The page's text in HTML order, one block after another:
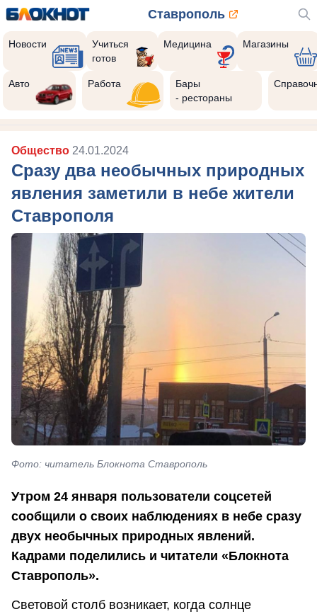
Ставрополь
Новости
Учиться
готов
Медицина Магазины
Авто Работа
Бары
- рестораны
Общество 24.01.2024
Сразу два необычных природных
явления заметили в небе жители
Ставрополя
Фото: читатель Блокнота Ставрополь
Утром 24 января пользователи соцсетей
сообщили о своих наблюдениях в небе сразу
двух необычных природных явлений.
Кадрами поделились и читатели «Блокнота
Ставрополь».
Световой столб возникает, когда солнце